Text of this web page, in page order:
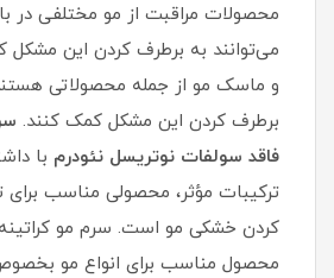
محصولات مراقبت از مو مختلفی در
می‌توانند به برطرف کردن این
و ماسک مو از جمله محصولاتی
برطرف کردن این مشکل کمک کنند.
فاقد سولفات نوتریسل نئودرم با
ترکیبات مؤثر، محصولی مناسب برای
کردن خشکی مو است. سرم مو
محصول مناسب برای انواع مو